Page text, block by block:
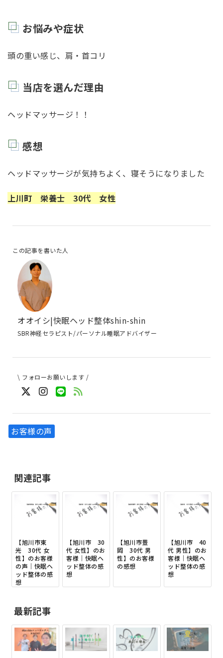
お悩みや症状
頭の重い感じ、肩・首コリ
当店を選んだ理由
ヘッドマッサージ！！
感想
ヘッドマッサージが気持ちよく、寝そうになりました
上川町 栄養士 30代 女性
この記事を書いた人
オオイシ|快眠ヘッド整体shin-shin
SBR神経セラピスト/パーソナル睡眠アドバイザー
\ フォローお願いします /
お客様の声
関連記事
【旭川市東
光 30代 女
性】のお客様
の声｜快眠ヘ
ッド整体の感
想
【旭川市 30
代 女性】のお
客様｜快眠ヘ
ッド整体の感
想
【旭川市豊
岡 30代 男
性】のお客様
の感想
【旭川市 40
代 男性】のお
客様｜快眠ヘ
ッド整体の感
想
最新記事